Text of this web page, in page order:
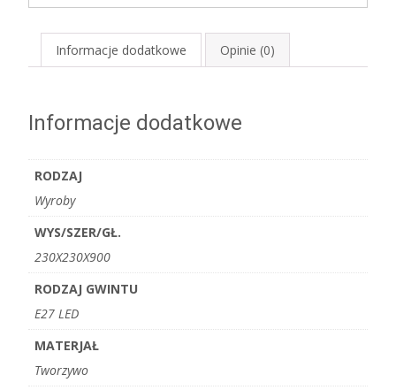
Informacje dodatkowe Opinie (0)
Informacje dodatkowe
RODZAJ
Wyroby
WYS/SZER/GŁ.
230X230X900
RODZAJ GWINTU
E27 LED
MATERJAŁ
Tworzywo